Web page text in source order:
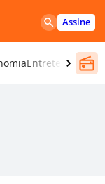
Assine
Entretenimento